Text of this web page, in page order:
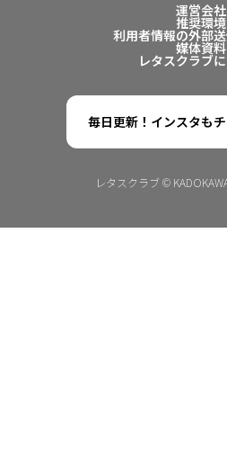
運営会社
推奨環境
利用者情報の外部
媒体資料
レタスクラブ
毎日更新！インスタもチ
レタスクラブ ©